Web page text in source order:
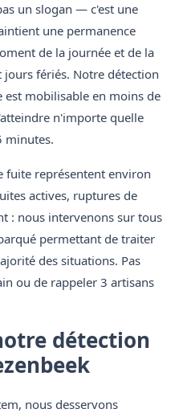
un slogan — c'est une
une permanence
de la journée et de la
fériés. Notre détection
est mobilisable en moins de
n'importe quelle
minutes.
fuite représentent environ
actives, ruptures de
: nous intervenons sur tous
permettant de traiter
des situations. Pas
ou de rappeler 3 artisans
détection
nous desservons